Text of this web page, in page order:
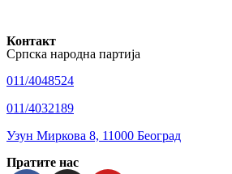
Контакт
Српска народна партија
011/4048524
011/4032189
Узун Миркова 8, 11000 Београд
Пратите нас